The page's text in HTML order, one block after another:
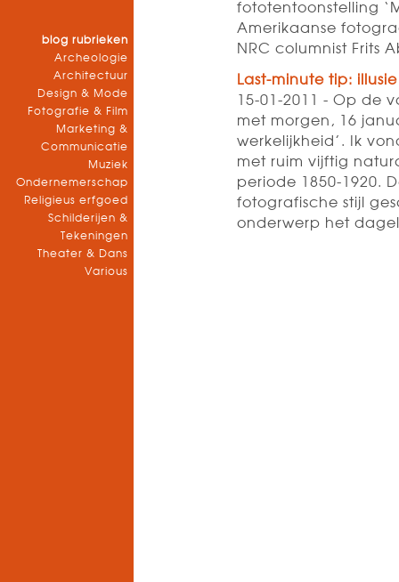
blog rubrieken
Archeologie
Architectuur
Design & Mode
Fotografie & Film
Marketing &
Communicatie
Muziek
Ondernemerschap
Religieus erfgoed
Schilderijen &
Tekeningen
Theater & Dans
Various
fototentoonstelling
Amerikaanse
NRC columnist
Last-minute tip:
15-01-2011 - Op de
met morgen, 16
werkelijkheid’. Ik
met ruim vijftig
periode 1850-1920.
fotografische stijl
onderwerp het